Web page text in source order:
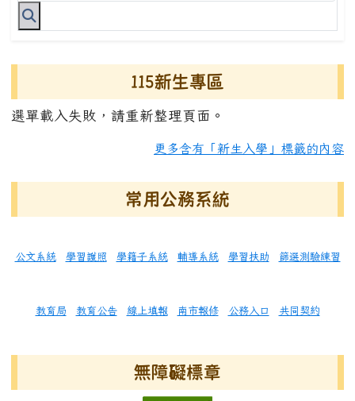
115新生專區
選單載入失敗，請重新整理頁面。
更多含有「新生入學」標籤的內容
常用公務系統
公文系統 學習護照 學籍子系統 輔導系統 學習扶助 篩選測驗練習
教育局 教育公告 線上填報 南市報修 公務入口 共同契約
無障礙標章